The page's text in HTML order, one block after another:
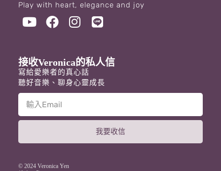
Play with heart, elegance and joy
接收Veronica的私人信
寫給愛樂者的真心話
聽好音樂、聊身心靈成長
我要收信
t© 2024 Veronica Yen